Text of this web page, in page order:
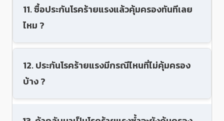
11. ซื้อประกันโรคร้ายแรงแล้วคุ้มครองทันทีเลย
ไหม ?
12. ประกันโรคร้ายแรงมีกรณีไหนที่ไม่คุ้มครอง
บ้าง ?